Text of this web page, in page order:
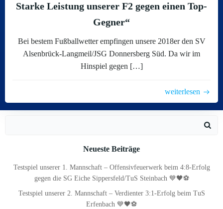
Starke Leistung unserer F2 gegen einen Top-
Gegner“
Bei bestem Fußballwetter empfingen unsere 2018er den SV
Alsenbrück-Langmeil/JSG Donnersberg Süd. Da wir im
Hinspiel gegen […]
weiterlesen
Neueste Beiträge
Testspiel unserer 1. Mannschaft – Offensivfeuerwerk beim 4:8-Erfolg
gegen die SG Eiche Sippersfeld/TuS Steinbach 💙🖤⚽
Testspiel unserer 2. Mannschaft – Verdienter 3:1-Erfolg beim TuS
Erfenbach 💙🖤⚽